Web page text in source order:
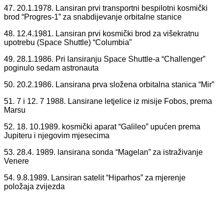
47. 20.1.1978. Lansiran prvi transportni bespilotni kosmički
brod “Progres-1” za snabdijevanje orbitalne stanice
48. 12.4.1981. Lansiran prvi kosmički brod za višekratnu
upotrebu (Space Shuttle) “Columbia”
49. 28.1.1986. Pri lansiranju Space Shuttle-a “Challenger”
poginulo sedam astronauta
50. 20.2.1986. Lansirana prva složena orbitalna stanica “Mir”
51. 7 i 12. 7 1988. Lansirane letjelice iz misije Fobos, prema
Marsu
52. 18. 10.1989. kosmički aparat “Galileo” upućen prema
Jupiteru i njegovim mjesecima
53. 28.4. 1989. lansirana sonda “Magelan” za istraživanje
Venere
54. 9.8.1989. Lansiran satelit “Hiparhos” za mjerenje
položaja zvijezda